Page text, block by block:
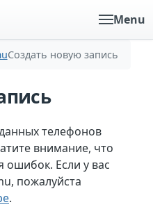
Menu
Создать новую запись
телефонов
внимание, что
ошибок. Если у вас
пожалуйста
.